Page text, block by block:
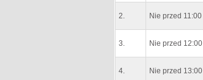
2. Nie przed 11:00
3. Nie przed 12:00
4. Nie przed 13:00